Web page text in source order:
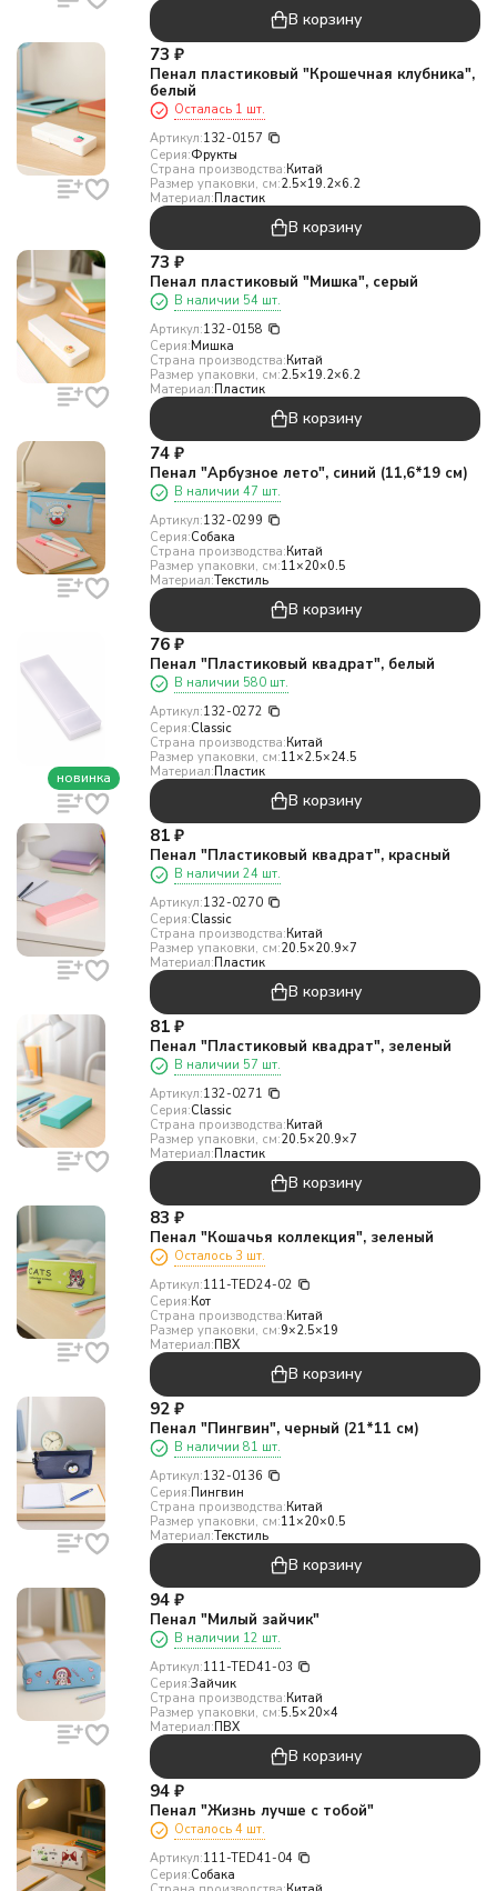
В корзину
73 ₽
Пенал пластиковый "Крошечная клубника",
белый
Осталась 1 шт.
Артикул:132-0157
Серия:Фрукты
Страна производства:Китай
Размер упаковки, см:2.5×19.2×6.2
Материал:Пластик
В корзину
73 ₽
Пенал пластиковый "Мишка", серый
В наличии 54 шт.
Артикул:132-0158
Серия:Мишка
Страна производства:Китай
Размер упаковки, см:2.5×19.2×6.2
Материал:Пластик
В корзину
74 ₽
Пенал "Арбузное лето", синий (11,6*19 см)
В наличии 47 шт.
Артикул:132-0299
Серия:Собака
Страна производства:Китай
Размер упаковки, см:11×20×0.5
Материал:Текстиль
В корзину
новинка
76 ₽
Пенал "Пластиковый квадрат", белый
В наличии 580 шт.
Артикул:132-0272
Серия:Classic
Страна производства:Китай
Размер упаковки, см:11×2.5×24.5
Материал:Пластик
В корзину
81 ₽
Пенал "Пластиковый квадрат", красный
В наличии 24 шт.
Артикул:132-0270
Серия:Classic
Страна производства:Китай
Размер упаковки, см:20.5×20.9×7
Материал:Пластик
В корзину
81 ₽
Пенал "Пластиковый квадрат", зеленый
В наличии 57 шт.
Артикул:132-0271
Серия:Classic
Страна производства:Китай
Размер упаковки, см:20.5×20.9×7
Материал:Пластик
В корзину
83 ₽
Пенал "Кошачья коллекция", зеленый
Осталось 3 шт.
Артикул:111-TED24-02
Серия:Кот
Страна производства:Китай
Размер упаковки, см:9×2.5×19
Материал:ПВХ
В корзину
92 ₽
Пенал "Пингвин", черный (21*11 см)
В наличии 81 шт.
Артикул:132-0136
Серия:Пингвин
Страна производства:Китай
Размер упаковки, см:11×20×0.5
Материал:Текстиль
В корзину
94 ₽
Пенал "Милый зайчик"
В наличии 12 шт.
Артикул:111-TED41-03
Серия:Зайчик
Страна производства:Китай
Размер упаковки, см:5.5×20×4
Материал:ПВХ
В корзину
94 ₽
Пенал "Жизнь лучше с тобой"
Осталось 4 шт.
Артикул:111-TED41-04
Серия:Собака